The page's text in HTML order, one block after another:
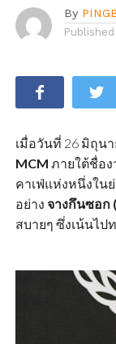
By
เมื่อวันที่ 26 มิถุน
MCM ภายใต้ชื่อ
คาเฟ่แห่งหนึ่งใน
อย่าง จางกึนซอก
สบายๆ ซึ่งเน้นไป